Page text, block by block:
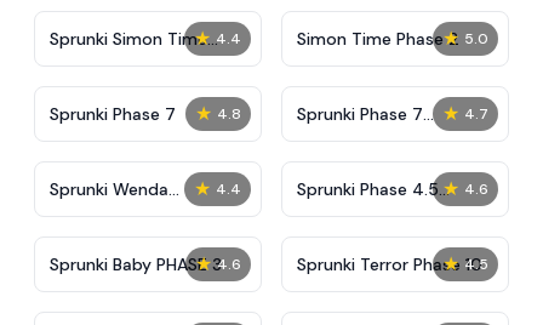
★ 4.4
Sprunki Simon Time
Phase 2
★ 5.0
Simon Time Phase 2
★ 4.8
Sprunki Phase 7 ★ 4.7
Sprunki Phase 7
Definitive (Fanmade)
★ 4.4
Sprunki Wenda
Treatment Phase 40
★ 4.6
Sprunki Phase 4.5
Remake
★ 4.6
Sprunki Baby PHASE 3 ★ 4.5
Sprunki Terror Phase 10